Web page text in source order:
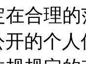
在合理
的个人